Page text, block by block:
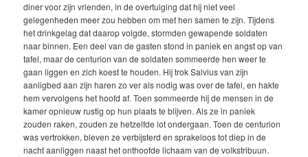
diner voor zijn vrienden, in de overtuiging dat hij niet veel
gelegenheden meer zou hebben om met hen samen te zijn. Tijdens
het drink­gelag dat daarop volgde, stormden gewapende soldaten
naar binnen. Een deel van de gasten stond in paniek en angst op van
tafel, maar de centurion van de soldaten sommeerde hen weer te
gaan liggen en zich koest te houden. Hij trok Salvius van zijn
aanligbed aan zijn haren zo ver als nodig was over de tafel, en hakte
hem ver­volgens het hoofd af. Toen sommeerde hij de mensen in de
kamer opnieuw rus­tig op hun plaats te blijven. Als ze in paniek
zouden raken, zouden ze hetzelfde lot ondergaan. Toen de centurion
was vertrokken, bleven ze verbijsterd en sprakeloos tot diep in de
nacht aanliggen naast het onthoofde lichaam van de volkstribuun.